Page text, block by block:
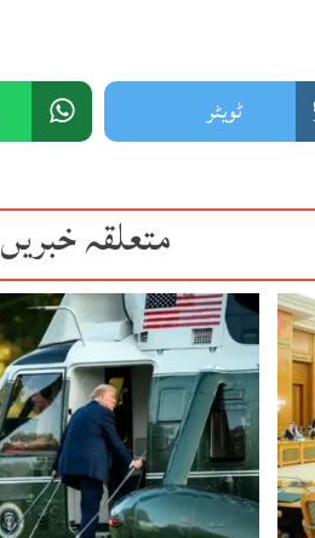
ٹویٹر
متعلقہ خبریں